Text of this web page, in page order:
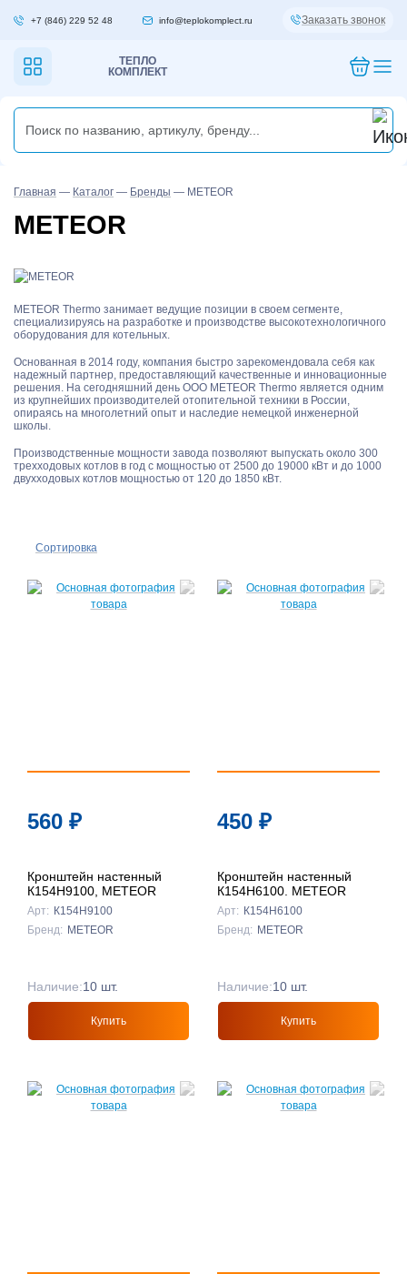
+7 (846) 229 52 48 info@teplokomplect.ru Заказать звонок
ТЕПЛО
КОМПЛЕКТ
Главная — Каталог — Бренды — METEOR
METEOR
METEOR Thermo занимает ведущие позиции в своем сегменте,
специализируясь на разработке и производстве высокотехнологичного
оборудования для котельных.
Основанная в 2014 году, компания быстро зарекомендовала себя как
надежный партнер, предоставляющий качественные и инновационные
решения. На сегодняшний день ООО METEOR Thermo является одним
из крупнейших производителей отопительной техники в России,
опираясь на многолетний опыт и наследие немецкой инженерной
школы.
Производственные мощности завода позволяют выпускать около 300
трехходовых котлов в год с мощностью от 2500 до 19000 кВт и до 1000
двухходовых котлов мощностью от 120 до 1850 кВт.
Сортировка
↑
↓
560 ₽
Кронштейн настенный
К154Н9100, METEOR
Арт: К154Н9100
Бренд: METEOR
Наличие:10 шт.
Купить
450 ₽
Кронштейн настенный
К154Н6100. METEOR
Арт: К154Н6100
Бренд: METEOR
Наличие:10 шт.
Купить